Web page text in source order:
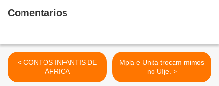
Comentarios
< CONTOS INFANTIS DE
ÁFRICA
Mpla e Unita trocam mimos
no Uíje. >